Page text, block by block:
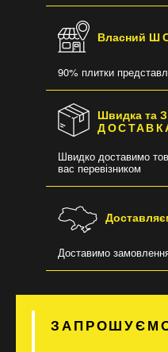
Власний
90% плитки
Швидка та
Швидко доставимо
вас перевізником
Доставимо